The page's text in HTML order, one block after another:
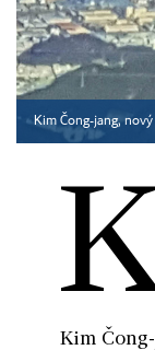
Kim Čong-jang,
Kim